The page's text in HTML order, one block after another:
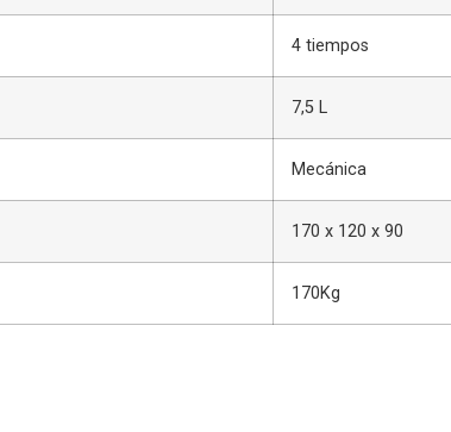
4 tiempos
7,5 L
Mecánica
170 x 120 x 90
170Kg